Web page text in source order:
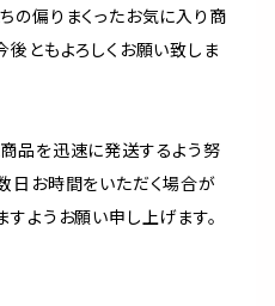
の偏りまくったお気に入り商
後ともよろしくお願い致しま
品を迅速に発送するよう努
日お時間をいただく場合が
すようお願い申し上げます。